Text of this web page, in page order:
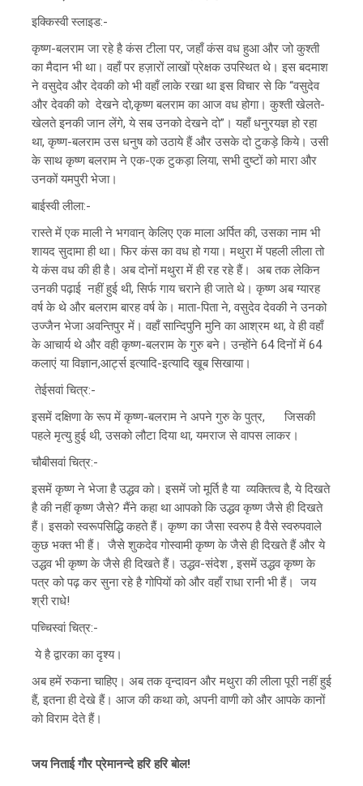
इक्किस्वी स्लाइड:-
कृष्ण-बलराम जा रहे है कंस टीला पर, जहाँ कंस वध हुआ और जो कुश्ती
का मैदान भी था। वहाँ पर हज़ारों लाखों प्रेक्षक उपस्थित थे। इस बदमाश
ने वसुदेव और देवकी को भी वहाँ लाके रखा था इस विचार से कि “वसुदेव
और देवकी को देखने दो,कृष्ण बलराम का आज वध होगा। कुश्ती खेलते-
खेलते इनकी जान लेंगे, ये सब उनको देखने दो”। यहाँ धनुरयज्ञ हो रहा
था, कृष्ण-बलराम उस धनुष को उठाये हैं और उसके दो टुकड़े किये। उसी
के साथ कृष्ण बलराम ने एक-एक टुकड़ा लिया, सभी दुष्टों को मारा और
उनकों यमपुरी भेजा।
बाईस्वी लीला:-
रास्ते में एक माली ने भगवान् केलिए एक माला अर्पित की, उसका नाम भी
शायद सुदामा ही था। फिर कंस का वध हो गया। मथुरा में पहली लीला तो
ये कंस वध की ही है। अब दोनों मथुरा में ही रह रहे हैं। अब तक लेकिन
उनकी पढ़ाई नहीं हुई थी, सिर्फ गाय चराने ही जाते थे। कृष्ण अब ग्यारह
वर्ष के थे और बलराम बारह वर्ष के। माता-पिता ने, वसुदेव देवकी ने उनको
उज्जैन भेजा अवन्तिपुर में। वहाँ सान्दिपुनि मुनि का आश्रम था, वे ही वहाँ
के आचार्य थे और वही कृष्ण-बलराम के गुरु बने। उन्होंने 64 दिनों में 64
कलाएं या विज्ञान,आर्ट्स इत्यादि-इत्यादि खूब सिखाया।
तेईसवां चित्र:-
इसमें दक्षिणा के रूप में कृष्ण-बलराम ने अपने गुरु के पुत्र, जिसकी
पहले मृत्यु हुई थी, उसको लौटा दिया था, यमराज से वापस लाकर।
चौबीसवां चित्र:-
इसमें कृष्ण ने भेजा है उद्धव को। इसमें जो मूर्ति है या व्यक्तित्व है, ये दिखते
है की नहीं कृष्ण जैसे? मैंने कहा था आपको कि उद्धव कृष्ण जैसे ही दिखते
हैं। इसको स्वरूपसिद्धि कहते हैं। कृष्ण का जैसा स्वरुप है वैसे स्वरुपवाले
कुछ भक्त भी हैं। जैसे शुकदेव गोस्वामी कृष्ण के जैसे ही दिखते हैं और ये
उद्धव भी कृष्ण के जैसे ही दिखते हैं। उद्धव-संदेश , इसमें उद्धव कृष्ण के
पत्र को पढ़ कर सुना रहे है गोपियों को और वहाँ राधा रानी भी हैं। जय
श्री राधे!
पच्चिस्वां चित्र:-
ये है द्वारका का दृश्य।
अब हमें रुकना चाहिए। अब तक वृन्दावन और मथुरा की लीला पूरी नहीं हुई
हैं, इतना ही देखे हैं। आज की कथा को, अपनी वाणी को और आपके कानों
को विराम देते हैं।
जय निताई गौर प्रेमानन्दे हरि हरि बोल!